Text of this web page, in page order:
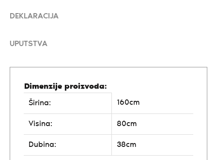
DEKLARACIJA
UPUTSTVA
Dimenzije proizvoda:
Širina:
160cm
Visina: 80cm
Dubina: 38cm